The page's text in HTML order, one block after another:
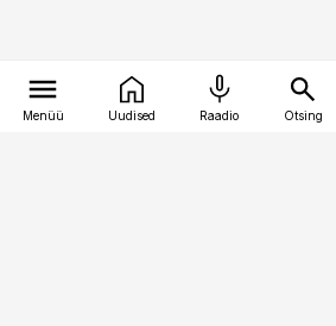
Menüü Uudised Raadio Otsing